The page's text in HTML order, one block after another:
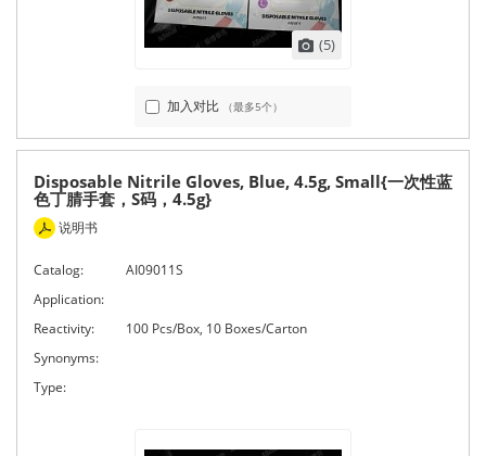
(5)
加入对比 （最多5个）
Disposable Nitrile Gloves, Blue, 4.5g, Small{一次性蓝
色丁腈手套，S码，4.5g}
说明书
Catalog:
AI09011S
Application:
Reactivity:
100 Pcs/Box, 10 Boxes/Carton
Synonyms:
Type: